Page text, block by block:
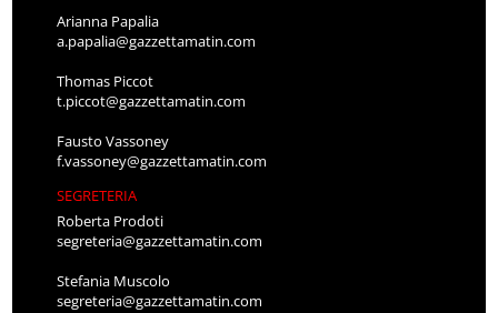
Arianna Papalia
a.papalia@gazzettamatin.com
Thomas Piccot
t.piccot@gazzettamatin.com
Fausto Vassoney
f.vassoney@gazzettamatin.com
SEGRETERIA
Roberta Prodoti
segreteria@gazzettamatin.com
Stefania Muscolo
segreteria@gazzettamatin.com